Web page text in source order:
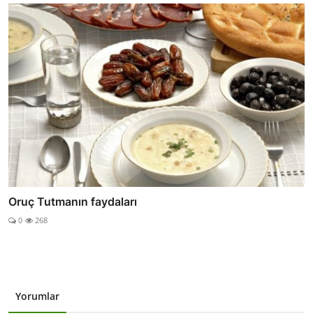
Oruç Tutmanın faydaları
0 268
Yorumlar